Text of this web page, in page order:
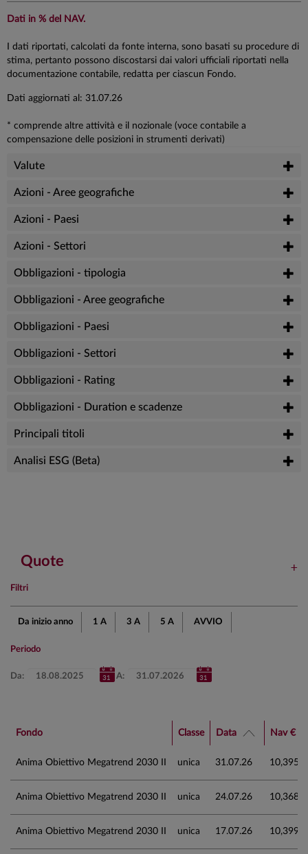
Dati in % del NAV.
I dati riportati, calcolati da fonte interna, sono basati su procedure di
stima, pertanto possono discostarsi dai valori ufficiali riportati nella
documentazione contabile, redatta per ciascun Fondo.
Dati aggiornati al: 31.07.26
* comprende altre attività e il nozionale (voce contabile a
compensazione delle posizioni in strumenti derivati)
Valute
Azioni - Aree geografiche
Azioni - Paesi
Azioni - Settori
Obbligazioni - tipologia
Obbligazioni - Aree geografiche
Obbligazioni - Paesi
Obbligazioni - Settori
Obbligazioni - Rating
Obbligazioni - Duration e scadenze
Principali titoli
Analisi ESG (Beta)
Quote
Filtri
Da inizio anno 1 A 3 A 5 A AVVIO
Periodo
Da: A:
Fondo Classe Data Nav €
Anima Obiettivo Megatrend 2030 II unica 31.07.26 10,395
Anima Obiettivo Megatrend 2030 II unica 24.07.26 10,368
Anima Obiettivo Megatrend 2030 II unica 17.07.26 10,399